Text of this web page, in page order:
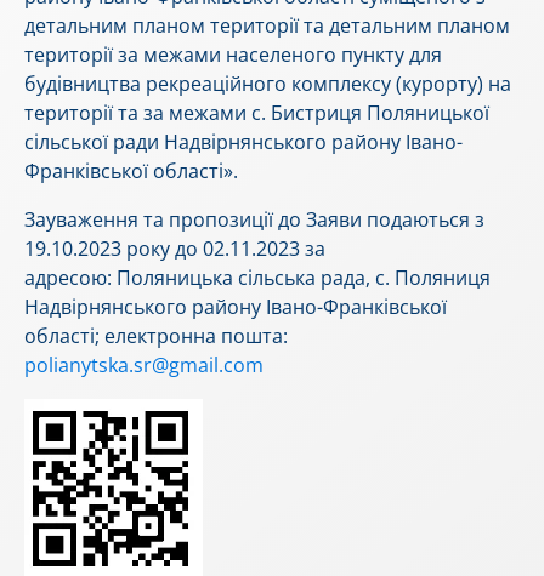
детальним планом території та детальним планом
території за межами населеного пункту для
будівництва рекреаційного комплексу (курорту) на
території та за межами с. Бистриця Поляницької
сільської ради Надвірнянського району Івано-
Франківської області».
Зауваження та пропозиції до Заяви подаються з
19.10.2023 року до 02.11.2023 за
адресою: Поляницька сільська рада, с. Поляниця
Надвірнянського району Івано-Франківської
області; електронна пошта:
polianytska.sr@gmail.com